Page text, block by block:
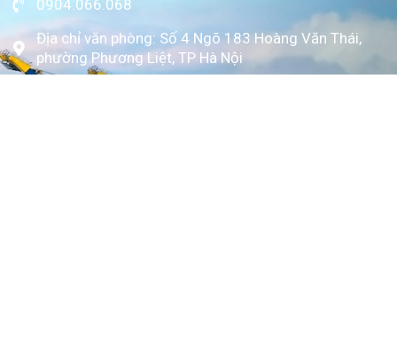
0904.066.068
Địa chỉ văn phòng: Số 4 Ngõ 183 Hoàng Văn Thái,
phường Phương Liệt, TP Hà Nội